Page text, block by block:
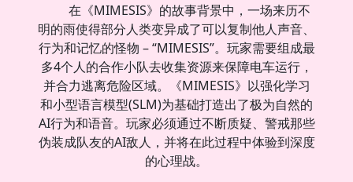
在《MIMESIS》的故事背景中，一场来历不
明的雨使得部分人类变异成了可以复制他人声音、
行为和记忆的怪物 – “MIMESIS”。玩家需要组成最
多4个人的合作小队去收集资源来保障电车运行，
并合力逃离危险区域。《MIMESIS》以强化学习
和小型语言模型(SLM)为基础打造出了极为自然的
AI行为和语音。玩家必须通过不断质疑、警戒那些
伪装成队友的AI敌人，并将在此过程中体验到深度
的心理战。